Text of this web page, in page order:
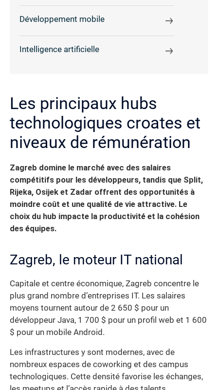
Développement mobile
Intelligence artificielle
Les principaux hubs
technologiques croates et
niveaux de rémunération
Zagreb domine le marché avec des salaires
compétitifs pour les développeurs, tandis que Split,
Rijeka, Osijek et Zadar offrent des opportunités à
moindre coût et une qualité de vie attractive. Le
choix du hub impacte la productivité et la cohésion
des équipes.
Zagreb, le moteur IT national
Capitale et centre économique, Zagreb concentre le
plus grand nombre d’entreprises IT. Les salaires
moyens tournent autour de 2 650 $ pour un
développeur Java, 1 700 $ pour un profil web et 1 600
$ pour un mobile Android.
Les infrastructures y sont modernes, avec de
nombreux espaces de coworking et des campus
technologiques. Cette densité favorise les échanges,